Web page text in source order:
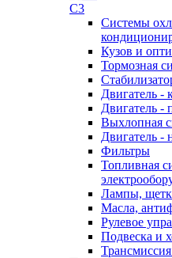
C3
Системы
Кузов и
Тормозная
Двигатель -
Двигатель -
Выхлопная
Двигатель -
Фильтры
Топливная
Лампы,
Масла,
Рулевое
Подвеска и